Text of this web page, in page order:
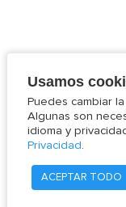
Usamos
Puedes cambiar
Algunas son
idioma y
Privacidad.
ACEPTAR TODO